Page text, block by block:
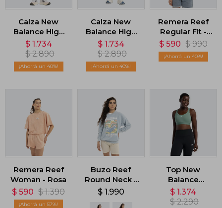
Calza New
Balance High
Rise - Negro
$ 1.734
$ 2.890
40
Calza New
Balance High
Rise - Beige
$ 1.734
$ 2.890
40
Remera Reef
Regular Fit -
Naranja
$ 590 $ 990
40
Remera Reef
Woman - Rosa
$ 590 $ 1.390
57
Buzo Reef
Round Neck -
Celeste
$ 1.990
Top New
Balance
Essential Train
- Negro
$ 1.374
$ 2.290